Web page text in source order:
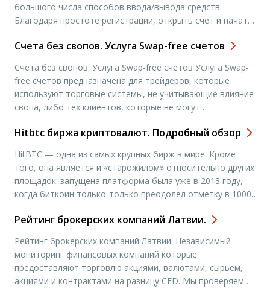
большого числа способов ввода/вывода средств.
Благодаря простоте регистрации, открыть счет и начать
является налоговым агентом РФ. Преимущества Admiral
Минимальный депозит от $10 Спреды от 0.1 пункта Более
[…]
Счета без свопов. Услуга Swap-free счетов
Счета без свопов. Услуга Swap-free счетов Услуга Swap-
free счетов предназначена для трейдеров, которые
используют торговые системы, не учитывающие влияние
свопа, либо тех клиентов, которые не могут
Это определяет второе название данного типа счетов —
сохраняются все остальные торговые условия счетов
типа Standard […]
Hitbtc биржа криптовалют. Подробный обзор
HitBTC — одна из самых крупных бирж в мире. Кроме
того, она является и «старожилом» относительно других
площадок: запущена платформа была уже в 2013 году,
когда биткоин только-только преодолел отметку в 1000
она давно на рынке: большинство трейдинговых
[…]
Рейтинг брокерских компаний Латвии.
Рейтинг брокерских компаний Латвии. Независимый
мониторинг финансовых компаний которые
предоставляют торговлю акциями, валютами, сырьем,
акциями и контрактами на разницу CFD. Мы проверяем